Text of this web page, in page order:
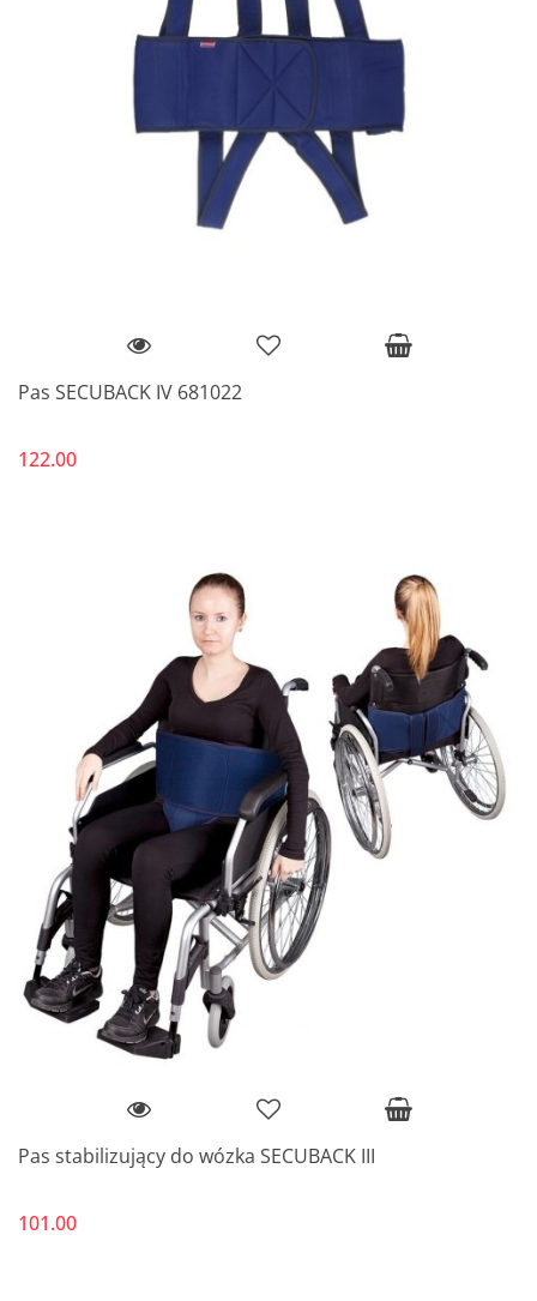
Pas SECUBACK IV 681022
122.00
Pas stabilizujący do wózka SECUBACK III
101.00